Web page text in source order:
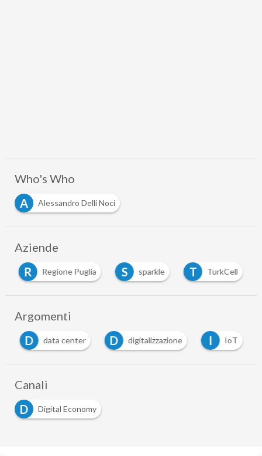
Who's Who
A
Alessandro Delli Noci
Aziende
R
Regione Puglia S sparkle T TurkCell
Argomenti
D data center D digitalizzazione I IoT
Canali
D
Digital Economy